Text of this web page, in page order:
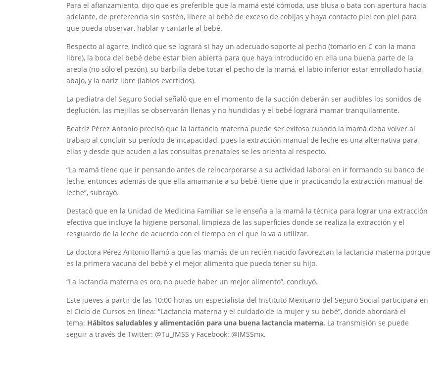
Para el afianzamiento, dijo que es preferible que la mamá esté cómoda, use blusa o bata con apertura hacia
adelante, de preferencia sin sostén, libere al bebé de exceso de cobijas y haya contacto piel con piel para
que pueda observar, hablar y cantarle al bebé.
Respecto al agarre, indicó que se logrará si hay un adecuado soporte al pecho (tomarlo en C con la mano
libre), la boca del bebé debe estar bien abierta para que haya introducido en ella una buena parte de la
areola (no sólo el pezón), su barbilla debe tocar el pecho de la mamá, el labio inferior estar enrollado hacia
abajo, y la nariz libre (labios evertidos).
La pediatra del Seguro Social señaló que en el momento de la succión deberán ser audibles los sonidos de
deglución, las mejillas se observarán llenas y no hundidas y el bebé logrará mamar tranquilamente.
Beatriz Pérez Antonio precisó que la lactancia materna puede ser exitosa cuando la mamá deba volver al
trabajo al concluir su período de incapacidad, pues la extracción manual de leche es una alternativa para
ellas y desde que acuden a las consultas prenatales se les orienta al respecto.
“La mamá tiene que ir pensando antes de reincorporarse a su actividad laboral en ir formando su banco de
leche, entonces además de que ella amamante a su bebé, tiene que ir practicando la extracción manual de
leche”, subrayó.
Destacó que en la Unidad de Medicina Familiar se le enseña a la mamá la técnica para lograr una extracción
efectiva que incluye la higiene personal, limpieza de las superficies donde se realiza la extracción y el
resguardo de la leche de acuerdo con el tiempo en el que la va a utilizar.
La doctora Pérez Antonio llamó a que las mamás de un recién nacido favorezcan la lactancia materna porque
es la primera vacuna del bebé y el mejor alimento que pueda tener su hijo.
“La lactancia materna es oro, no puede haber un mejor alimento”, concluyó.
Este jueves a partir de las 10:00 horas un especialista del Instituto Mexicano del Seguro Social participará en
el Ciclo de Cursos en línea: “Lactancia materna y el cuidado de la mujer y su bebé”, donde abordará el
tema: Hábitos saludables y alimentación para una buena lactancia materna. La transmisión se puede
seguir a través de Twitter: @Tu_IMSS y Facebook: @IMSSmx.